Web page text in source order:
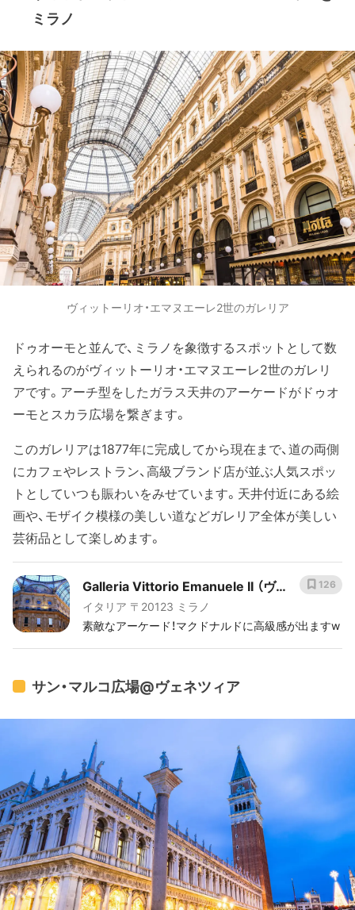
ミラノ
ヴィットーリオ・エマヌエーレ2世のガレリア
ドゥオーモと並んで、ミラノを象徴するスポットとして数
えられるのがヴィットーリオ・エマヌエーレ2世のガレリ
アです。アーチ型をしたガラス天井のアーケードがドゥオ
ーモとスカラ広場を繋ぎます。
このガレリアは1877年に完成してから現在まで、道の両側
にカフェやレストラン、高級ブランド店が並ぶ人気スポッ
トとしていつも賑わいをみせています。天井付近にある絵
画や、モザイク模様の美しい道などガレリア全体が美しい
芸術品として楽しめます。
Galleria Vittorio Emanuele II （ヴ
ィットーリオ・エマヌエーレ2世の
ガッレリア）
イタリア 〒20123 ミラノ
素敵なアーケード！マクドナルドに高級感が出ますw
126
サン・マルコ広場@ヴェネツィア